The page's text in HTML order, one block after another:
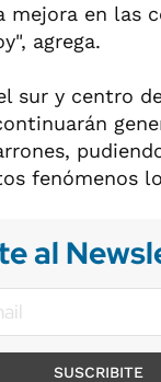
mejora en las
agrega.
sur y centro
fenómenos
al
SUSCRIBITE